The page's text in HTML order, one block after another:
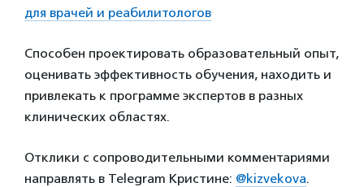
для врачей и реабилитологов
Способен проектировать образовательный опыт,
оценивать эффективность обучения, находить и
привлекать к программе экспертов в разных
клинических областях.
Отклики c сопроводительными комментариями
направлять в Telegram Кристине: @kizvekova.